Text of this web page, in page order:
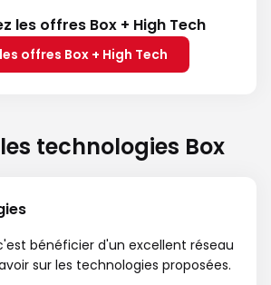
les offres Box + High Tech
offres Box + High Tech
technologies Box
bénéficier d'un excellent réseau
sur les technologies proposées.